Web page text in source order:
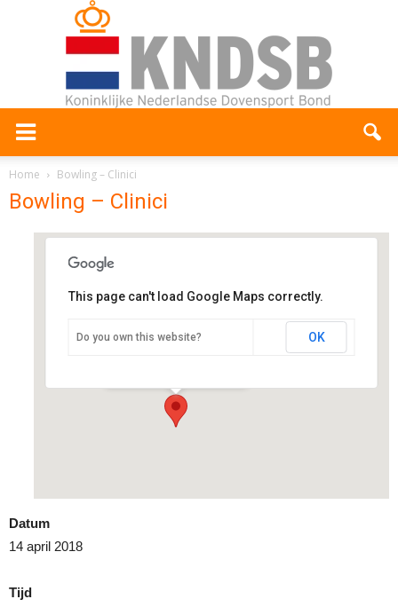
Home Bowling – Clinici
Bowling – Clinici
Lucky's Bowling
This page can't load Google Maps correctly.
Do you own this website? OK
Datum
14 april 2018
Tijd